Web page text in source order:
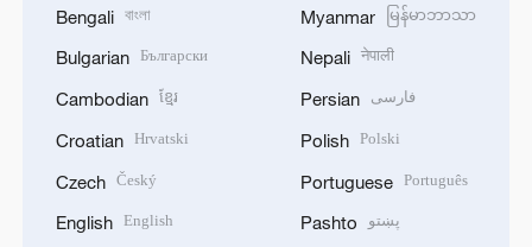
Bengali বাংলা
Bulgarian Български
Cambodian ខ្មែរ
Croatian Hrvatski
Czech Český
English English
Myanmar မြန်မာဘာသာ
Nepali नेपाली
Persian فارسی
Polish Polski
Portuguese Português
Pashto پښتو